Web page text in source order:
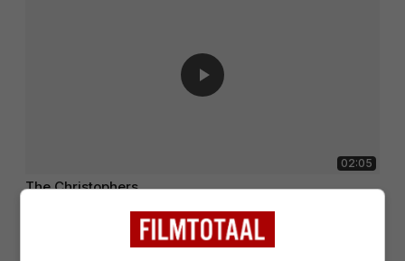
02:05
The Christophers